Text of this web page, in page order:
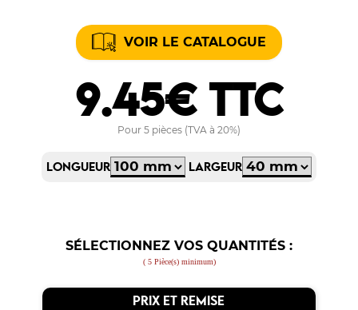
VOIR LE CATALOGUE
9.45€ TTC
Pour 5 pièces (TVA à 20%)
LONGUEUR LARGEUR
SÉLECTIONNEZ VOS QUANTITÉS :
( 5 Pièce(s) minimum)
PRIX ET REMISE